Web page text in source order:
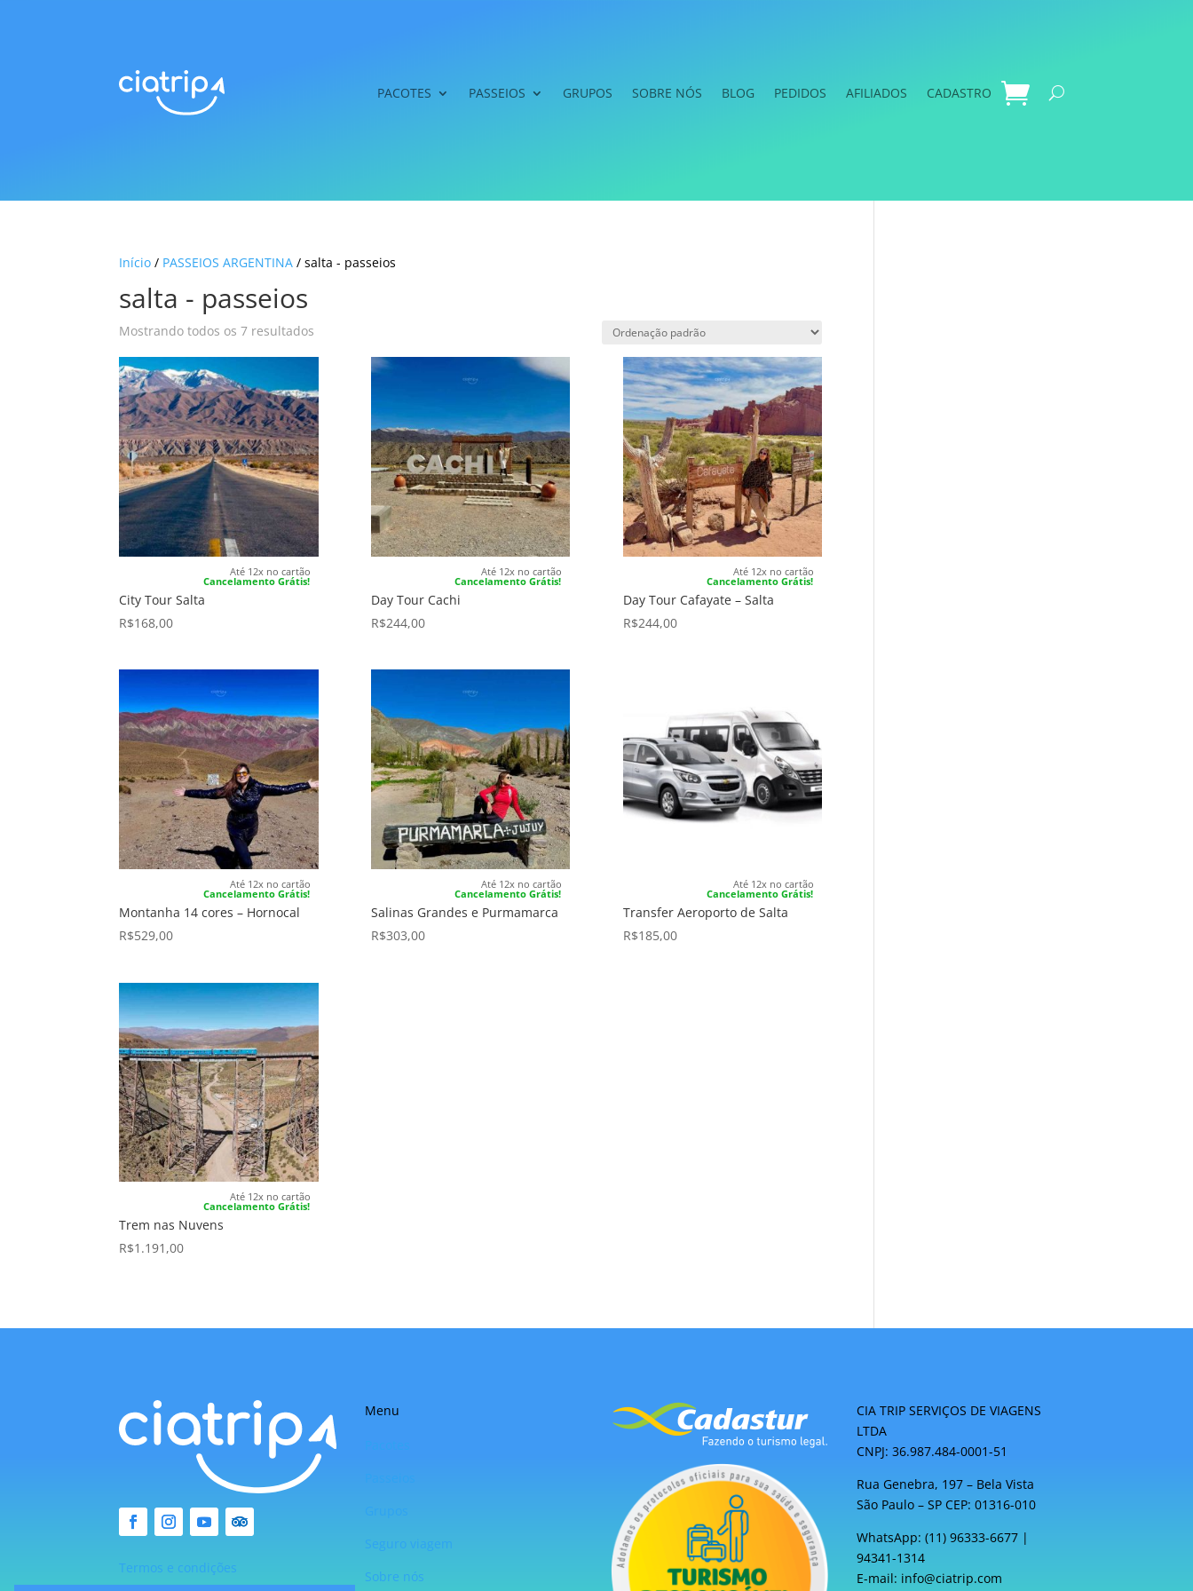
PACOTES PASSEIOS GRUPOS SOBRE NÓS BLOG PEDIDOS AFILIADOS CADASTRO
Início / PASSEIOS ARGENTINA / salta - passeios
salta - passeios
Mostrando todos os 7 resultados
Até 12x no cartão
Cancelamento Grátis!
City Tour Salta
R$168,00
Até 12x no cartão
Cancelamento Grátis!
Day Tour Cachi
R$244,00
Até 12x no cartão
Cancelamento Grátis!
Day Tour Cafayate – Salta
R$244,00
Até 12x no cartão
Cancelamento Grátis!
Montanha 14 cores – Hornocal
R$529,00
Até 12x no cartão
Cancelamento Grátis!
Salinas Grandes e Purmamarca
R$303,00
Até 12x no cartão
Cancelamento Grátis!
Transfer Aeroporto de Salta
R$185,00
Até 12x no cartão
Cancelamento Grátis!
Trem nas Nuvens
R$1.191,00
Termos e condições
Menu
Sobre nós
CIA TRIP SERVIÇOS DE VIAGENS
LTDA
CNPJ: 36.987.484-0001-51
Rua Genebra, 197 – Bela Vista
São Paulo – SP CEP: 01316-010
WhatsApp: (11) 96333-6677 |
94341-1314
E-mail: info@ciatrip.com